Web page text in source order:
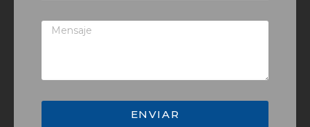
ENVIAR